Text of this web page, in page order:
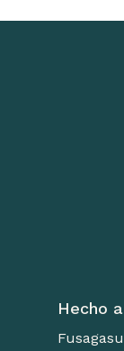
Hecho